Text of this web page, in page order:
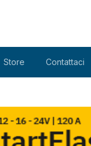
Store Contattaci